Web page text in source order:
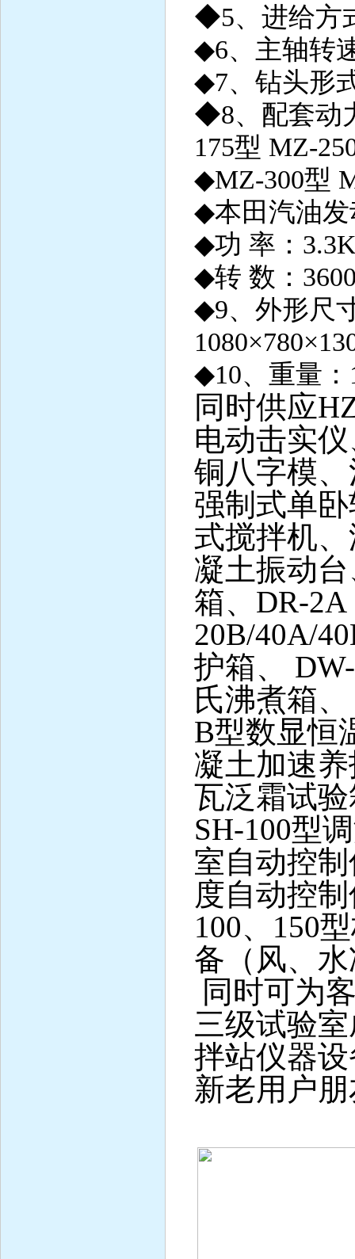
◆5、进给方
◆6、主轴转
◆7、钻头形
◆8、配套动
175型 MZ-
◆MZ-300型
◆本田汽油发
◆功 率：
◆转 数：
◆9、外形尺
◆10、重量：
同时供应
电动击实
铜八字模
强制式单
式搅拌机
凝土振动
箱、 DR-
20B/40A/
护箱、
氏沸煮箱
B型数显恒
凝土加速
瓦泛霜试验
SH-100型
室自动控
度自动控
100、150
备（风、
同时可为
三级试验
拌站仪器
新老用户